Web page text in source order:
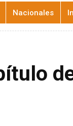
Nacionales